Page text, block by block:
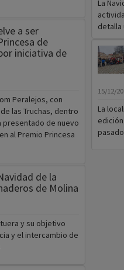
a ser
de
iniciativa de
Peralejos, con
las Truchas, dentro
presentado de nuevo
al Premio Princesa
de la
de Molina
y su objetivo
y el intercambio de
La
detalla
15/12/
La